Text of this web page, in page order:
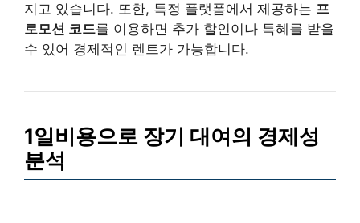
지고 있습니다. 또한, 특정 플랫폼에서 제공하는 프
로모션 코드를 이용하면 추가 할인이나 특혜를 받을
수 있어 경제적인 렌트가 가능합니다.
1일비용으로 장기 대여의 경제성
분석